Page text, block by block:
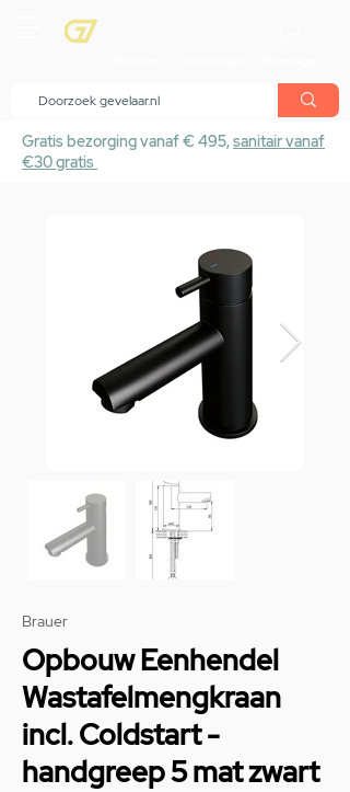
Gratis bezorging vanaf € 495,sanitair vanaf
€30 gratis
Brauer
Opbouw Eenhendel
Wastafelmengkraan
incl. Coldstart -
handgreep 5 mat zwart